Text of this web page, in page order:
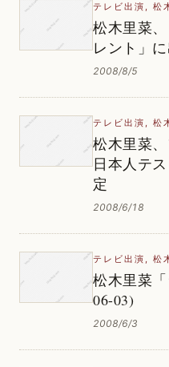
テレビ出演 , 松
松木里菜
レント」
2008/8/5
テレビ出演 , 松
松木里菜
日本人テ
定
2008/6/18
テレビ出演 , 松
松木里菜
06-03)
2008/6/3